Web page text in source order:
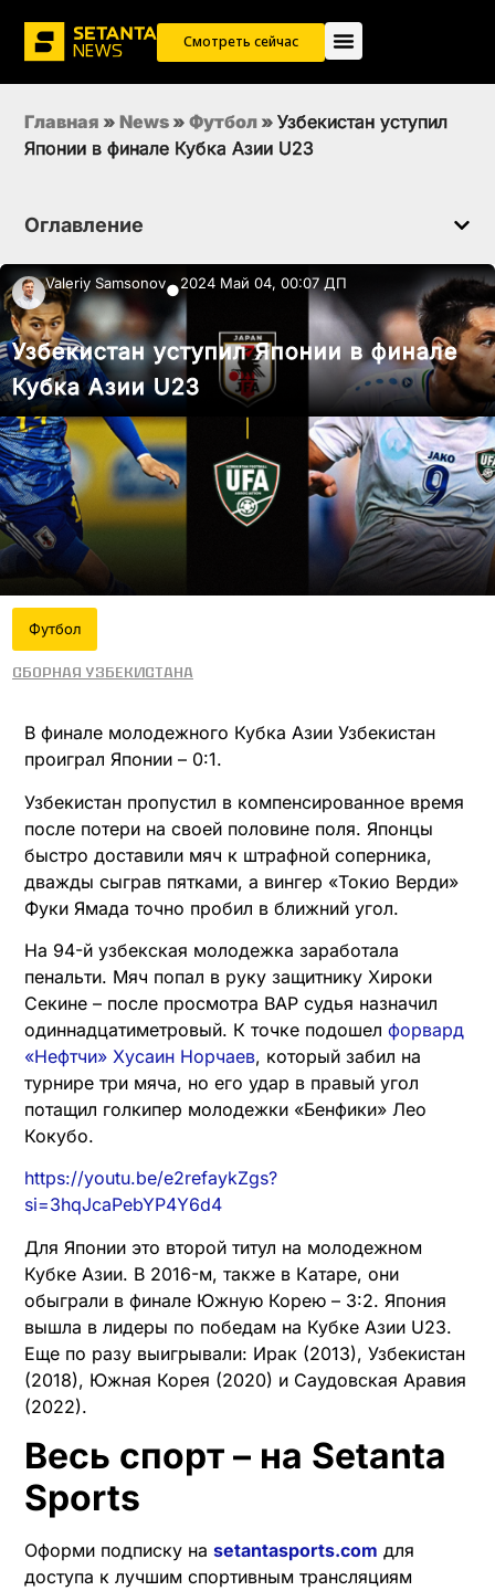
Смотреть сейчас
Главная » News » Футбол » Узбекистан уступил
Японии в финале Кубка Азии U23
Оглавление
Valeriy Samsonov●2024 Май 04, 00:07 ДП
Узбекистан уступил Японии в финале
Кубка Азии U23
Футбол
Сборная Узбекистана
В финале молодежного Кубка Азии Узбекистан
проиграл Японии – 0:1.
Узбекистан пропустил в компенсированное время
после потери на своей половине поля. Японцы
быстро доставили мяч к штрафной соперника,
дважды сыграв пятками, а вингер «Токио Верди»
Фуки Ямада точно пробил в ближний угол.
На 94-й узбекская молодежка заработала
пенальти. Мяч попал в руку защитнику Хироки
Секине – после просмотра ВАР судья назначил
одиннадцатиметровый. К точке подошел форвард
«Нефтчи» Хусаин Норчаев, который забил на
турнире три мяча, но его удар в правый угол
потащил голкипер молодежки «Бенфики» Лео
Кокубо.
https://youtu.be/e2refaykZgs?
si=3hqJcaPebYP4Y6d4
Для Японии это второй титул на молодежном
Кубке Азии. В 2016-м, также в Катаре, они
обыграли в финале Южную Корею – 3:2. Япония
вышла в лидеры по победам на Кубке Азии U23.
Еще по разу выигрывали: Ирак (2013), Узбекистан
(2018), Южная Корея (2020) и Саудовская Аравия
(2022).
Весь спорт – на Setanta
Sports
Оформи подписку на setantasports.com для
доступа к лучшим спортивным трансляциям